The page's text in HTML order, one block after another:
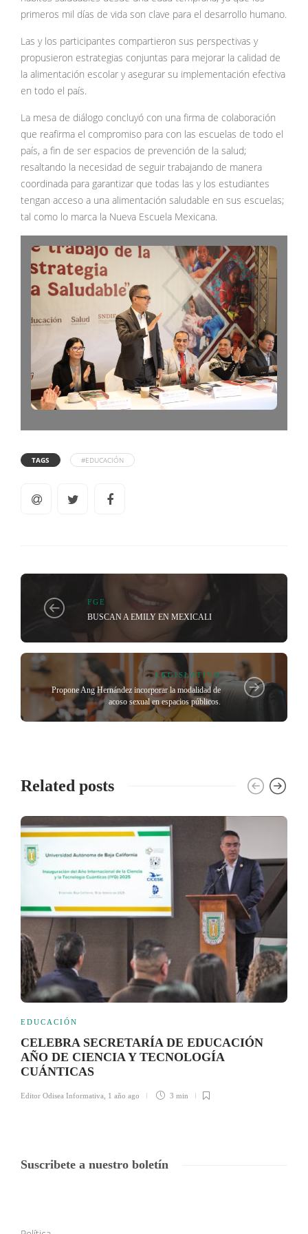
primeros mil días de vida son clave para el desarrollo humano.
Las y los participantes compartieron sus perspectivas y
propusieron estrategias conjuntas para mejorar la calidad de
la alimentación escolar y asegurar su implementación efectiva
en todo el país.
La mesa de diálogo concluyó con una firma de colaboración
que reafirma el compromiso para con las escuelas de todo el
país, a fin de ser espacios de prevención de la salud;
resaltando la necesidad de seguir trabajando de manera
coordinada para garantizar que todas las y los estudiantes
tengan acceso a una alimentación saludable en sus escuelas;
tal como lo marca la Nueva Escuela Mexicana.
TAGS #EDUCACIÓN
FGE
BUSCAN A EMILY EN MEXICALI
LEGISLATIVO
Propone Ang Hernández incorporar la modalidad de
acoso sexual en espacios públicos.
Related posts
EDUCACIÓN
CELEBRA SECRETARÍA DE EDUCACIÓN
AÑO DE CIENCIA Y TECNOLOGÍA
CUÁNTICAS
Editor Odisea Informativa 1 año ago 3 min
Suscribete a nuestro boletín